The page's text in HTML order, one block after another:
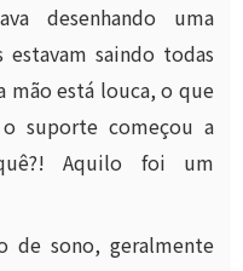
desenhando uma
estavam saindo todas
mão está louca, o que
suporte começou a
Aquilo foi um
de sono, geralmente